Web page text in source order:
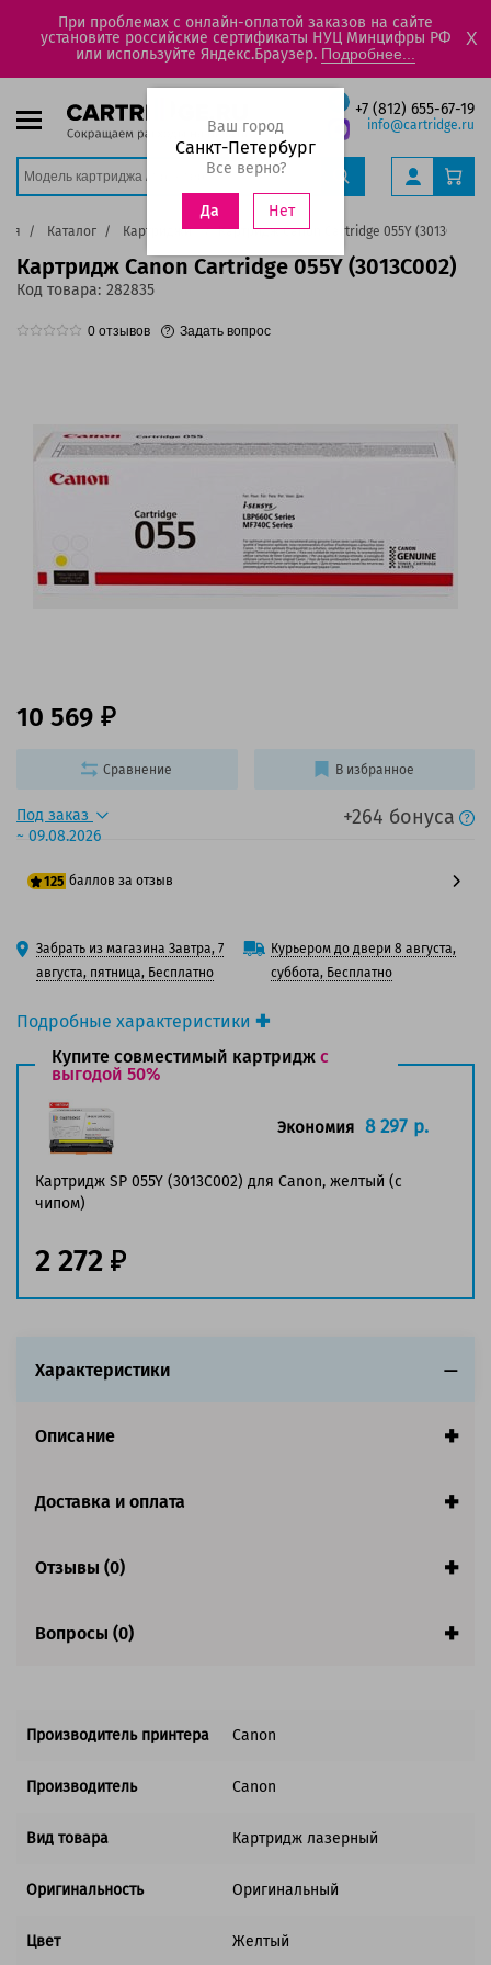
При проблемах с онлайн-оплатой заказов на сайте
установите российские сертификаты НУЦ Минцифры РФ
или используйте Яндекс.Браузер. Подробнее...
X
+7 (812) 655-67-19
info@cartridge.ru
Ваш город
Санкт-Петербург
Все верно?
Да Нет
Каталог Картриджи Картридж Canon Cartridge 055Y (3013C002)
Картридж Canon Cartridge 055Y (3013C002)
Код товара: 282835
0 отзывов Задать вопрос
Подробные характеристики
Производитель принтера:Canon
Производитель:Canon
Вид товара:
Оригинальность:
Оригинальный
Цвет:Желтый
Ресурс:2 100 страниц формата А4 при 5%
заполнении страницы.
Под заказ
~ 09.08.2026
+264 бонуса
10 569
125 баллов за отзыв
100 баллов
125 баллов
Забрать из магазина Завтра, 7
августа, пятница, Бесплатно
Курьером до двери 8 августа,
суббота, Бесплатно
Сравнение В избранное
Купите совместимый картридж с
выгодой 50%
Картридж SP 055Y (3013C002) для Canon, желтый (с
чипом)
Экономия 8 297 р.
2 272
Характеристики
Описание
Доставка и оплата
Отзывы (0)
Вопросы (0)
Производитель принтера Canon
Производитель Canon
Вид товара Картридж лазерный
Оригинальность Оригинальный
Цвет Желтый